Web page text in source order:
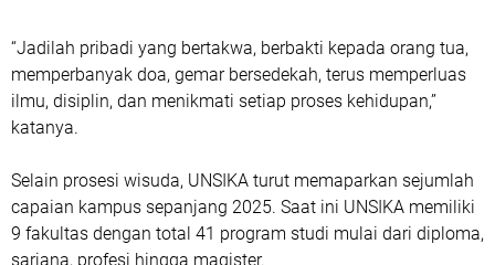
“Jadilah pribadi yang bertakwa, berbakti kepada orang tua,
memperbanyak doa, gemar bersedekah, terus memperluas
ilmu, disiplin, dan menikmati setiap proses kehidupan,”
katanya.
Selain prosesi wisuda, UNSIKA turut memaparkan sejumlah
capaian kampus sepanjang 2025. Saat ini UNSIKA memiliki
9 fakultas dengan total 41 program studi mulai dari diploma,
sarjana, profesi hingga magister.